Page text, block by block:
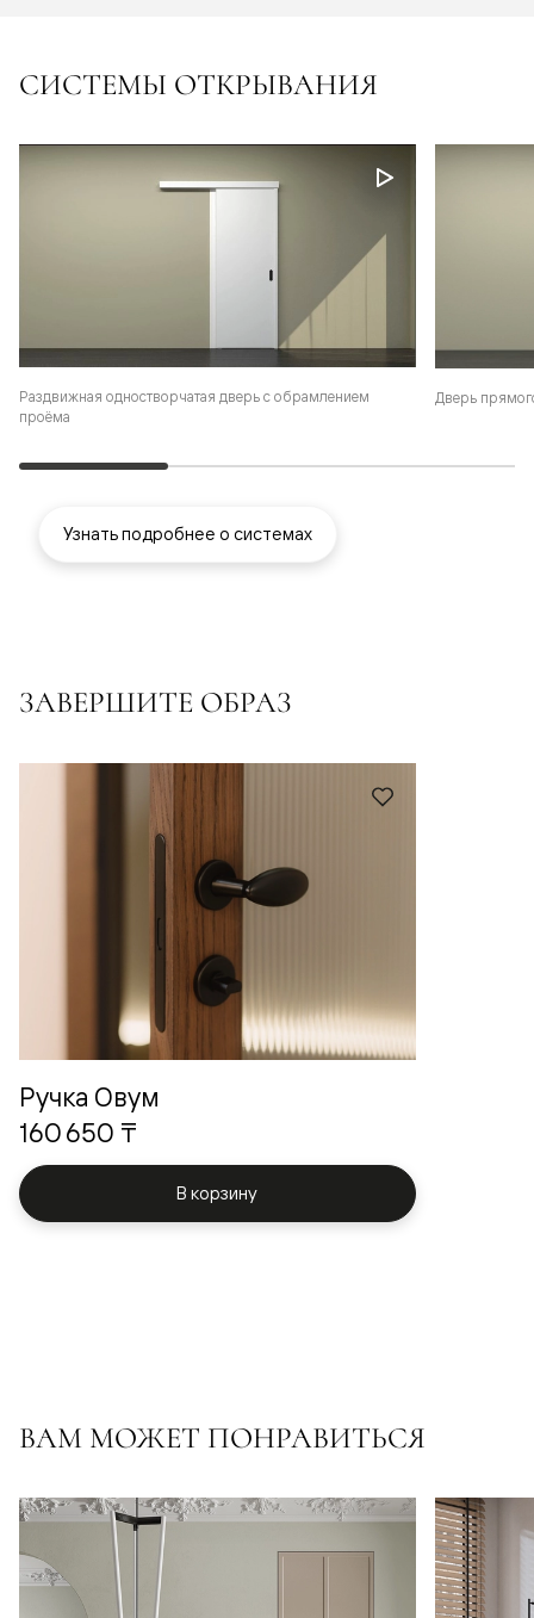
СИСТЕМЫ ОТКРЫВАНИЯ
Раздвижная одностворчатая дверь с обрамлением
проёма
Дверь
Узнать подробнее о системах
ЗАВЕРШИТЕ ОБРАЗ
Ручка Овум
160 650 ₸
В корзину
ВАМ МОЖЕТ ПОНРАВИТЬСЯ